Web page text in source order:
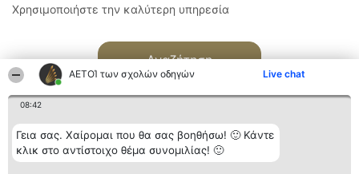
ΑΕΤΟΊ των σχολών οδηγών Live chat
08:42
Γεια σας. Χαίρομαι που θα σας βοηθήσω! 🙂 Κάντε
κλικ στο αντίστοιχο θέμα συνομιλίας! 🙂
Χρησιμοποιήστε την καλύτερη υπηρεσία
Αναζήτηση